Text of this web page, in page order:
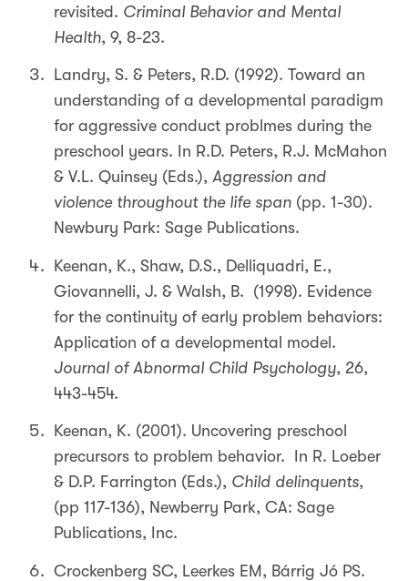
revisited. Criminal Behavior and Mental
Health, 9, 8-23.
Landry, S. & Peters, R.D. (1992). Toward an
understanding of a developmental paradigm
for aggressive conduct problmes during the
preschool years. In R.D. Peters, R.J. McMahon
& V.L. Quinsey (Eds.), Aggression and
violence throughout the life span (pp. 1-30).
Newbury Park: Sage Publications.
Keenan, K., Shaw, D.S., Delliquadri, E.,
Giovannelli, J. & Walsh, B. (1998). Evidence
for the continuity of early problem behaviors:
Application of a developmental model.
Journal of Abnormal Child Psychology, 26,
443-454.
Keenan, K. (2001). Uncovering preschool
precursors to problem behavior. In R. Loeber
& D.P. Farrington (Eds.), Child delinquents,
(pp 117-136), Newberry Park, CA: Sage
Publications, Inc.
Crockenberg SC, Leerkes EM, Bárrig Jó PS.